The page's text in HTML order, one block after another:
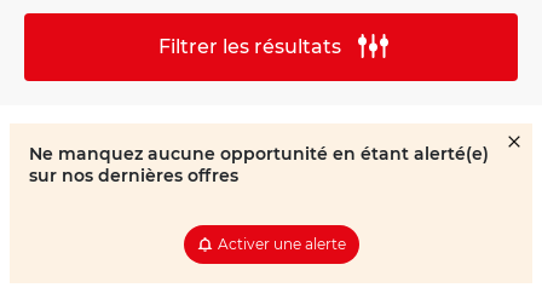
Filtrer les résultats
Ne manquez aucune opportunité en étant alerté(e)
sur nos dernières offres
Activer une alerte